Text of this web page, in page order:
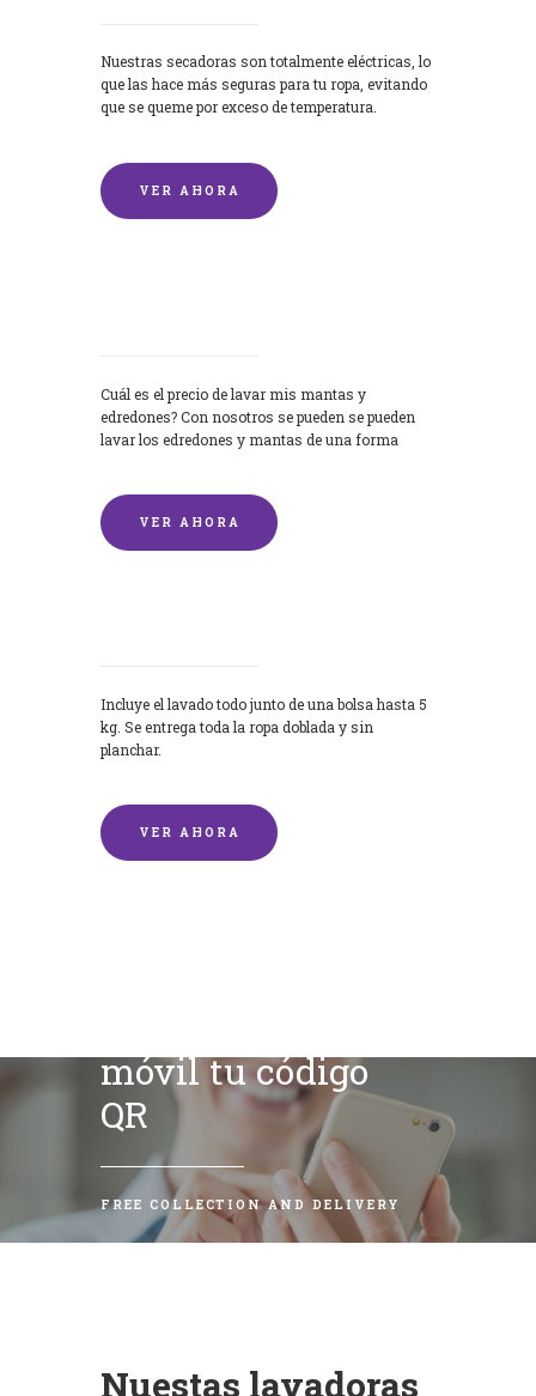
Nuestras secadoras son totalmente eléctricas, lo
que las hace más seguras para tu ropa, evitando
que se queme por exceso de temperatura.
VER AHORA
Cuál es el precio de lavar mis mantas y
edredones? Con nosotros se pueden se pueden
lavar los edredones y mantas de una forma
VER AHORA
Incluye el lavado todo junto de una bolsa hasta 5
kg. Se entrega toda la ropa doblada y sin
planchar.
VER AHORA
móvil tu código
QR
FREE COLLECTION AND DELIVERY
Nuestas lavadoras